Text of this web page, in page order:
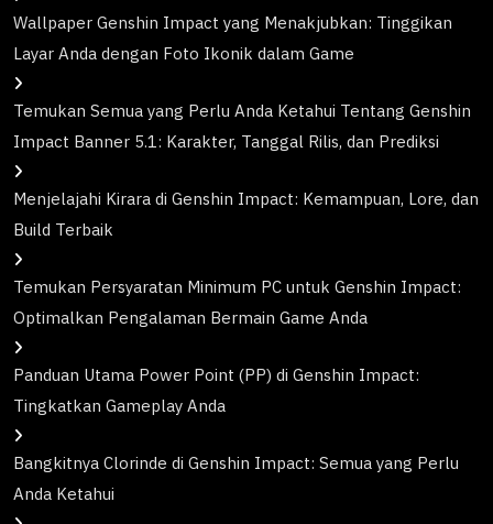
Wallpaper Genshin Impact yang Menakjubkan: Tinggikan
Layar Anda dengan Foto Ikonik dalam Game
Temukan Semua yang Perlu Anda Ketahui Tentang Genshin
Impact Banner 5.1: Karakter, Tanggal Rilis, dan Prediksi
Menjelajahi Kirara di Genshin Impact: Kemampuan, Lore, dan
Build Terbaik
Temukan Persyaratan Minimum PC untuk Genshin Impact:
Optimalkan Pengalaman Bermain Game Anda
Panduan Utama Power Point (PP) di Genshin Impact:
Tingkatkan Gameplay Anda
Bangkitnya Clorinde di Genshin Impact: Semua yang Perlu
Anda Ketahui